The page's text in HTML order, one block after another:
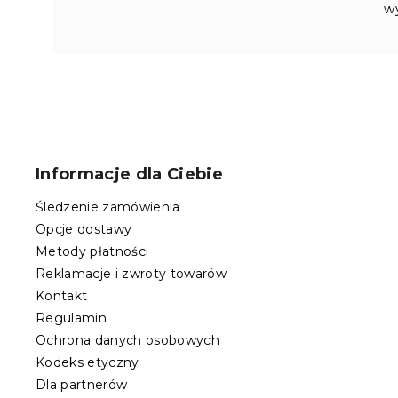
Informacje dla Ciebie
Śledzenie zamówienia
Opcje dostawy
Metody płatności
Reklamacje i zwroty towarów
Kontakt
Regulamin
Ochrona danych osobowych
Kodeks etyczny
Dla partnerów